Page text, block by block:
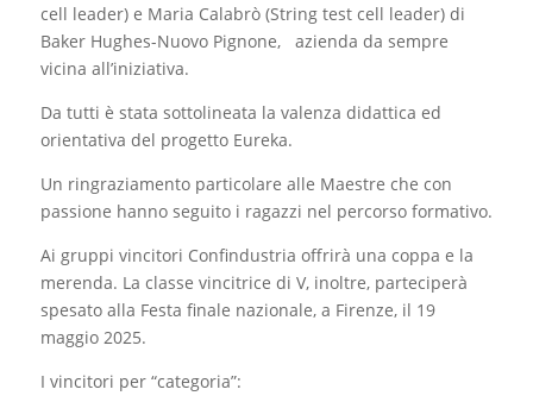
cell leader) e Maria Calabrò (String test cell leader) di
Baker Hughes-Nuovo Pignone, azienda da sempre
vicina all’iniziativa.
Da tutti è stata sottolineata la valenza didattica ed
orientativa del progetto Eureka.
Un ringraziamento particolare alle Maestre che con
passione hanno seguito i ragazzi nel percorso formativo.
Ai gruppi vincitori Confindustria offrirà una coppa e la
merenda. La classe vincitrice di V, inoltre, parteciperà
spesato alla Festa finale nazionale, a Firenze, il 19
maggio 2025.
I vincitori per “categoria”: